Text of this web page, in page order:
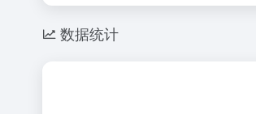
数据统计